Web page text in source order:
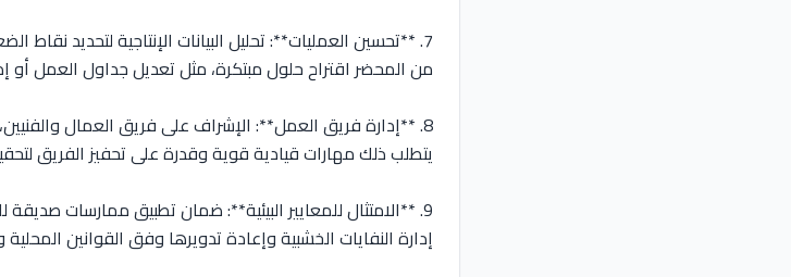
7. **تحسين العمليات**: تحليل البيانات الإنتاجية لتحديد
من المحضر اقتراح حلول مبتكرة، مثل تعديل جداول العمل أو
8. **إدارة فريق العمل**: الإشراف على فريق العمال والفنيين،
يتطلب ذلك مهارات قيادية قوية وقدرة على تحفيز الفريق
9. **الامتثال للمعايير البيئية**: ضمان تطبيق ممارسات صديقة
إدارة النفايات الخشبية وإعادة تدويرها وفق القوانين المحلية